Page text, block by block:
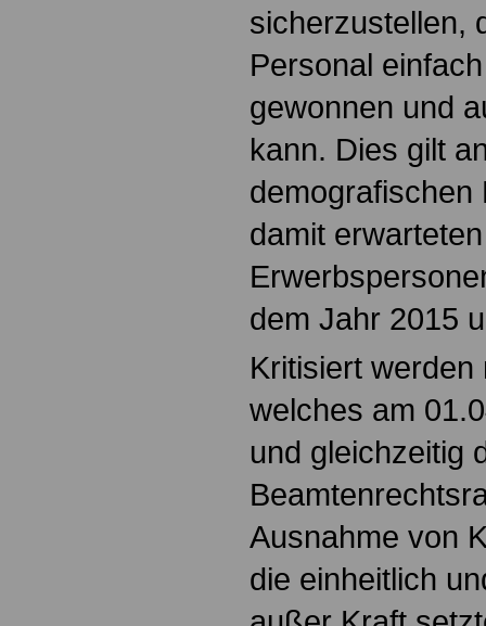
sicherzustellen,
Personal
gewonnen und
kann. Dies gilt
demografischen
damit
dem Jahr 2015
Kritisiert
welches am
und gleichzeitig
Ausnahme von
die einheitlich